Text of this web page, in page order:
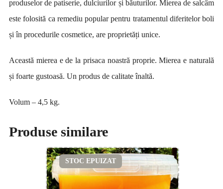
produselor de patiserie, dulciurilor și băuturilor. Mierea de salcâm
este folosită ca remediu popular pentru tratamentul diferitelor boli
și în procedurile cosmetice, are proprietăți unice.
Această mierea e de la prisaca noastră proprie. Mierea e naturală
și foarte gustoasă. Un produs de calitate înaltă.
Volum – 4,5 kg.
Produse similare
STOC EPUIZAT